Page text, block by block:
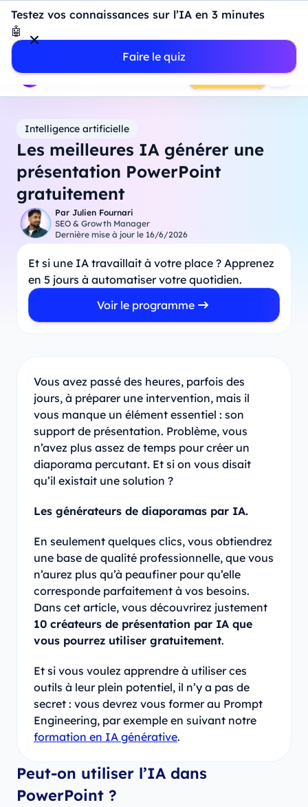
Testez vos connaissances sur l’IA en 3 minutes
🤖
Faire le quiz
Introduction à Power BI : construisez votre premier
dashboard de A à Z
- Mardi 11 Août
18h00
Professionnels
Étudiants Parents Entreprises
Prendre RDV
Intelligence artificielle
Les meilleures IA générer une
présentation PowerPoint
gratuitement
Par Julien Fournari
SEO & Growth Manager
Dernière mise à jour le 16/6/2026
Et si une IA travaillait à votre place ? Apprenez
en 5 jours à automatiser votre quotidien.
Voir le programme
Vous avez passé des heures, parfois des
jours, à préparer une intervention, mais il
vous manque un élément essentiel : son
support de présentation. Problème, vous
n’avez plus assez de temps pour créer un
diaporama percutant. Et si on vous disait
qu’il existait une solution ?
Les générateurs de diaporamas par IA.
En seulement quelques clics, vous obtiendrez
une base de qualité professionnelle, que vous
n’aurez plus qu’à peaufiner pour qu’elle
corresponde parfaitement à vos besoins.
Dans cet article, vous découvrirez justement
10 créateurs de présentation par IA que
vous pourrez utiliser gratuitement.
Et si vous voulez apprendre à utiliser ces
outils à leur plein potentiel, il n’y a pas de
secret : vous devrez vous former au Prompt
Engineering, par exemple en suivant notre
formation en IA générative.
Peut-on utiliser l’IA dans
PowerPoint ?